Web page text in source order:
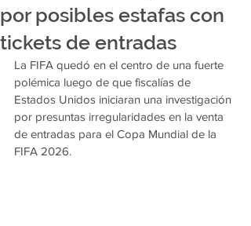
por posibles estafas con
tickets de entradas
La FIFA quedó en el centro de una fuerte
polémica luego de que fiscalías de
Estados Unidos iniciaran una investigación
por presuntas irregularidades en la venta
de entradas para el Copa Mundial de la
FIFA 2026.